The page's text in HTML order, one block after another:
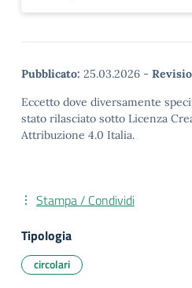
Pubblicato: 25.03.2026 -
Eccetto dove diversamente
stato rilasciato sotto Licenza
Attribuzione 4.0 Italia.
Stampa / Condividi
Tipologia
circolari